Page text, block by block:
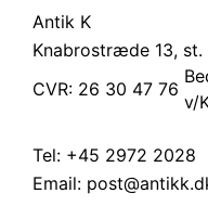
Antik K
Knabrostræde 13, st.
CVR: 26 30 47 76
v/
Tel: +45 2972 2028
Email: